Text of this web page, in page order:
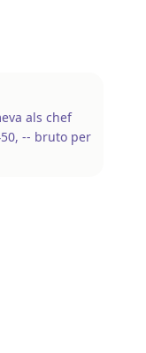
als chef
-- bruto per